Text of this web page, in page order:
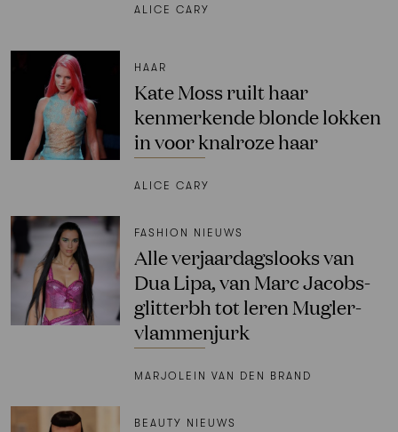
ALICE CARY
HAAR
Kate Moss ruilt haar
kenmerkende blonde lokken
in voor knalroze haar
ALICE CARY
FASHION NIEUWS
Alle verjaardagslooks van
Dua Lipa, van Marc Jacobs-
glitterbh tot leren Mugler-
vlammenjurk
MARJOLEIN VAN DEN BRAND
BEAUTY NIEUWS